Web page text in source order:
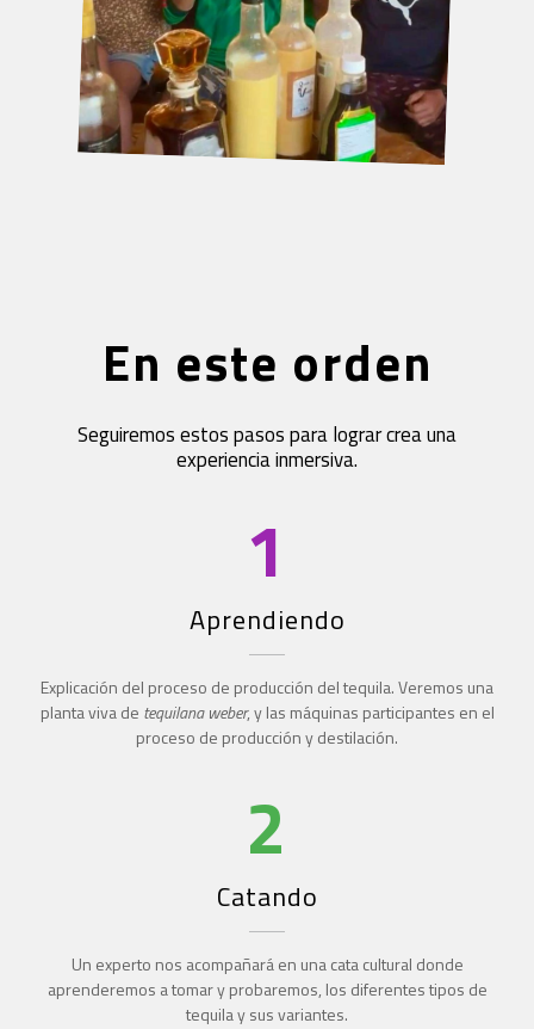
En este orden
Seguiremos estos pasos para lograr crea una
experiencia inmersiva.
1
Aprendiendo
Explicación del proceso de producción del tequila. Veremos una
planta viva de tequilana weber, y las máquinas participantes en el
proceso de producción y destilación.
2
Catando
Un experto nos acompañará en una cata cultural donde
aprenderemos a tomar y probaremos, los diferentes tipos de
tequila y sus variantes.